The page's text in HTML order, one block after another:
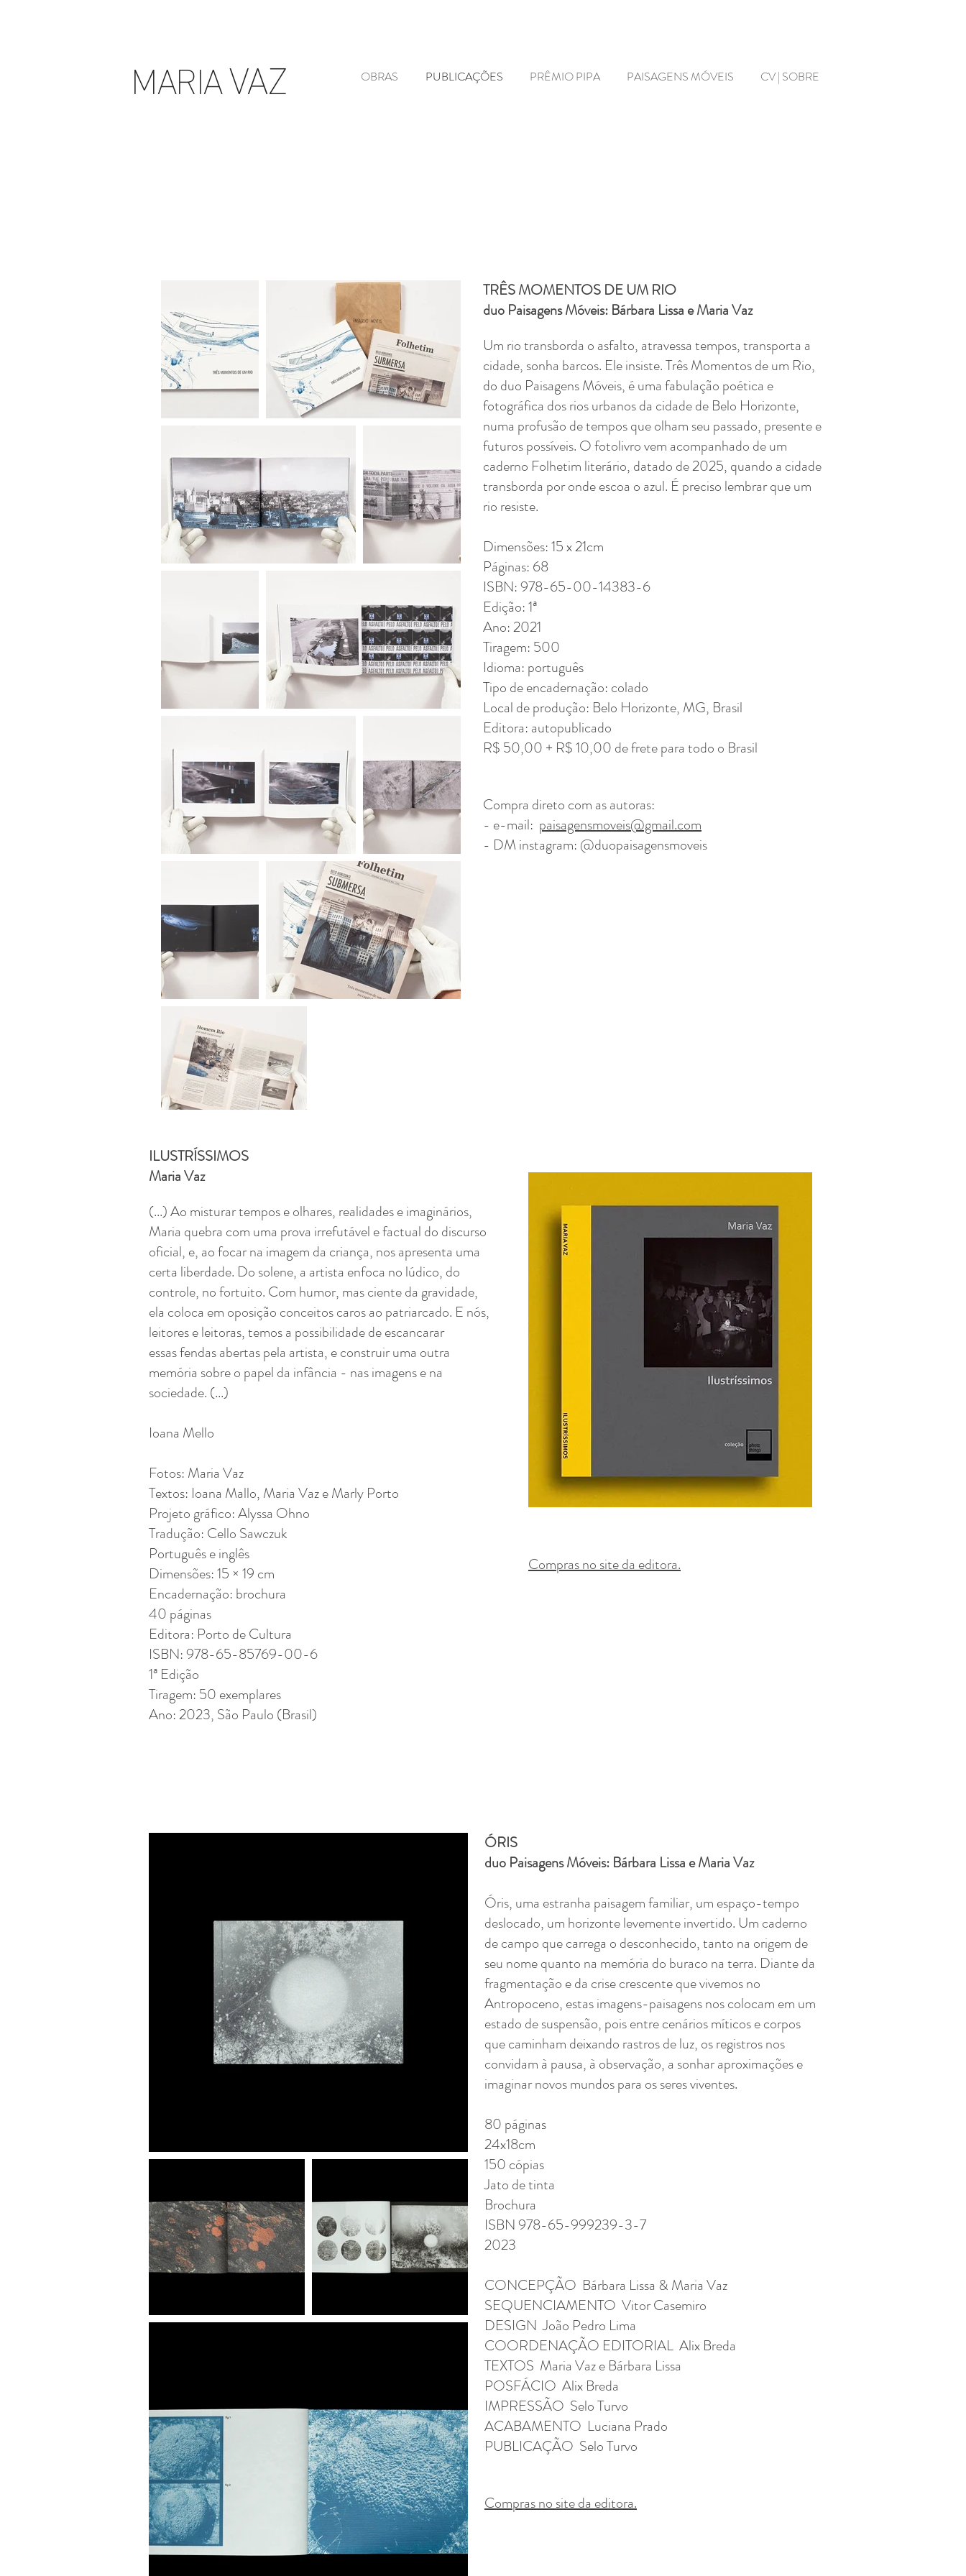
MARIAVAZ OBRAS PUBLICAÇÕES PRÊMIO PIPA PAISAGENS MÓVEIS CV | SOBRE
TRÊS MOMENTOS DE UM RIO
duo Paisagens Móveis: Bárbara Lissa e Maria Vaz
Um rio transborda o asfalto, atravessa tempos, transporta a
cidade, sonha barcos. Ele insiste. Três Momentos de um Rio,
do duo Paisagens Móveis, é uma fabulação poética e
fotográfica dos rios urbanos da cidade de Belo Horizonte,
numa profusão de tempos que olham seu passado, presente e
futuros possíveis. O fotolivro vem acompanhado de um
caderno Folhetim literário, datado de 2025, quando a cidade
transborda por ondeescoa o azul. É preciso lembrar que um
rio resiste.
Dimensões: 15 x 21cm
Páginas: 68
ISBN: 978-65-00-14383-6
Edição: 1ª
Ano: 2021
Tiragem: 500
Idioma: português
Tipo de encadernação: colado
Local de produção: Belo Horizonte, MG, Brasil
Editora: autopublicado
R$ 50,00 + R$ 10,00 de frete para todo o Brasil
Compra direto com as autoras: ​
- e-mail: paisagensmoveis@gmail.com
- DM instagram: @duopaisagensmoveis
ILUSTRÍSSIMOS
Maria Vaz
(...) Ao misturar tempos e olhares, realidades e imaginários,
Maria quebra com uma prova irrefutável e factual do discurso
oficial, e, ao focar na imagem da criança, nos apresenta uma
certa liberdade. Do solene, a artista enfoca no lúdico, do
controle, no fortuito. Com humor, mas ciente da gravidade,
ela coloca em oposição conceitos caros ao patriarcado. E nós,
leitores e leitoras, temos a possibilidade de escancarar
essas fendas abertas pela artista, e construir uma outra
memória sobre o papel da infância - nas imagens e na
sociedade. (...)
Ioana Mello
Fotos: Maria Vaz
Textos: Ioana Mallo, Maria Vaz e Marly Porto
Projeto gráfico: Alyssa Ohno
Tradução: Cello Sawczuk
Português e inglês
Dimensões: 15 × 19 cm
Encadernação: brochura
40 páginas
Editora: Porto de Cultura
ISBN: 978-65-85769-00-6
1ª Edição
Tiragem: 50 exemplares
Ano: 2023, São Paulo (Brasil)
Compras no site da editora.
ÓRIS
duo Paisagens Móveis: Bárbara Lissa e Maria Vaz
Óris, uma estranha paisagem familiar, um espaço-tempo
deslocado, um horizonte levemente invertido. Um caderno
de campo que carrega o desconhecido, tanto na origem de
seu nome quanto na memória do buraco na terra. Diante da
fragmentação e da crise crescente que vivemos no
Antropoceno, estas imagens-paisagens nos colocam em um
estado de suspensão, pois entre cenários míticos e corpos
que caminham deixando rastros de luz, os registros nos
convidam à pausa, à observação, a sonhar aproximações e
imaginar novos mundos para os seres viventes.
80 páginas
24x18cm
150 cópias
Jato de tinta
Brochura
ISBN 978-65-999239-3-7
2023
CONCEPÇÃO Bárbara Lissa & Maria Vaz
SEQUENCIAMENTO Vitor Casemiro
DESIGN João Pedro Lima
COORDENAÇÃO EDITORIAL Alix Breda
TEXTOS Maria Vaz e Bárbara Lissa
POSFÁCIO Alix Breda
IMPRESSÃO Selo Turvo
ACABAMENTO Luciana Prado
PUBLICAÇÃO Selo Turvo
Compras no site da editora.